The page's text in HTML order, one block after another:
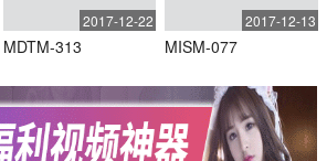
2017-12-22
MDTM-313
2017-12-13
MISM-077